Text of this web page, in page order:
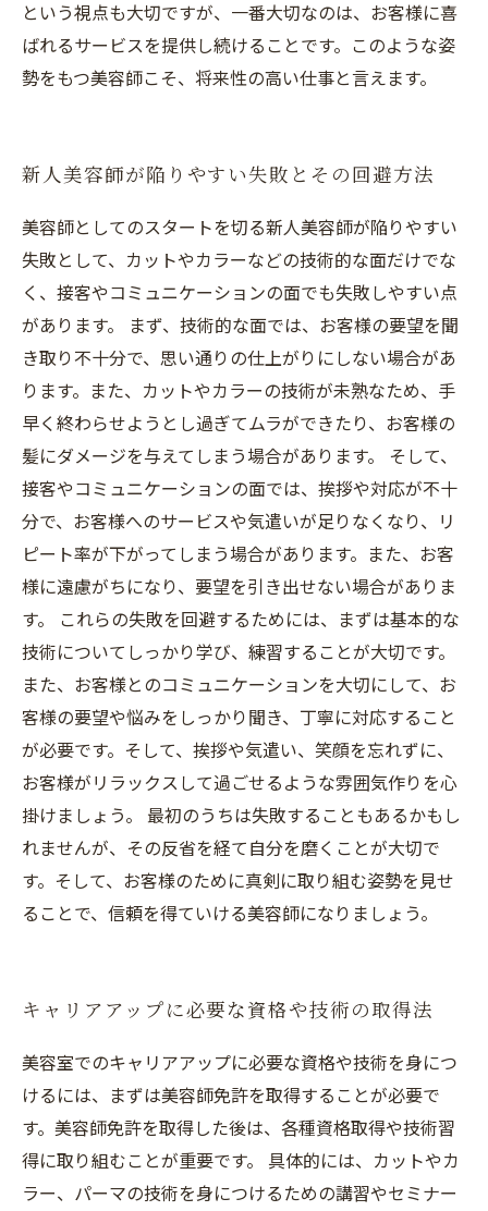
という視点も大切ですが、一番大切なのは、お客様に喜
ばれるサービスを提供し続けることです。このような姿
勢をもつ美容師こそ、将来性の高い仕事と言えます。
新人美容師が陥りやすい失敗とその回避方法
美容師としてのスタートを切る新人美容師が陥りやすい
失敗として、カットやカラーなどの技術的な面だけでな
く、接客やコミュニケーションの面でも失敗しやすい点
があります。 まず、技術的な面では、お客様の要望を聞
き取り不十分で、思い通りの仕上がりにしない場合があ
ります。また、カットやカラーの技術が未熟なため、手
早く終わらせようとし過ぎてムラができたり、お客様の
髪にダメージを与えてしまう場合があります。 そして、
接客やコミュニケーションの面では、挨拶や対応が不十
分で、お客様へのサービスや気遣いが足りなくなり、リ
ピート率が下がってしまう場合があります。また、お客
様に遠慮がちになり、要望を引き出せない場合がありま
す。 これらの失敗を回避するためには、まずは基本的な
技術についてしっかり学び、練習することが大切です。
また、お客様とのコミュニケーションを大切にして、お
客様の要望や悩みをしっかり聞き、丁寧に対応すること
が必要です。そして、挨拶や気遣い、笑顔を忘れずに、
お客様がリラックスして過ごせるような雰囲気作りを心
掛けましょう。 最初のうちは失敗することもあるかもし
れませんが、その反省を経て自分を磨くことが大切で
す。そして、お客様のために真剣に取り組む姿勢を見せ
ることで、信頼を得ていける美容師になりましょう。
キャリアアップに必要な資格や技術の取得法
美容室でのキャリアアップに必要な資格や技術を身につ
けるには、まずは美容師免許を取得することが必要で
す。美容師免許を取得した後は、各種資格取得や技術習
得に取り組むことが重要です。 具体的には、カットやカ
ラー、パーマの技術を身につけるための講習やセミナー